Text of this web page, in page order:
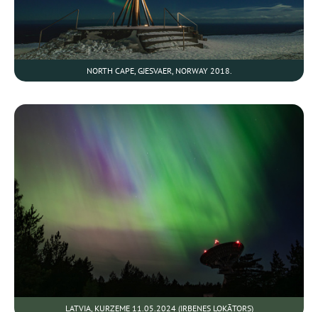
NORTH CAPE, GJESVAER, NORWAY 2018.
LATVIA, KURZEME 11.05.2024 (IRBENES LOKĀTORS)